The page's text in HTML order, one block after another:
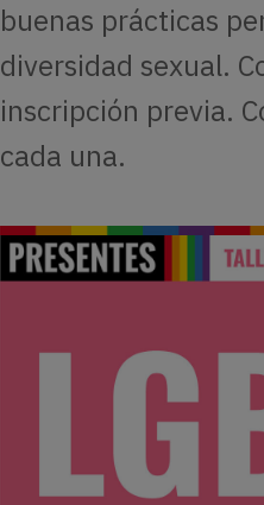
buenas prácticas
diversidad sexual.
inscripción previa.
cada una.